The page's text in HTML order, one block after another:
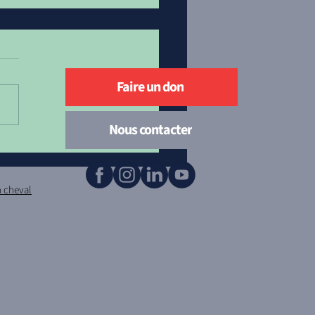
à jour du calendrier
6 sur 12
cheval
Faire un don
Nous contacter